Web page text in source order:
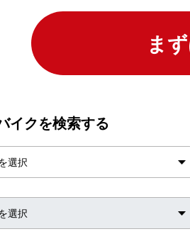
ま
イクを検索する